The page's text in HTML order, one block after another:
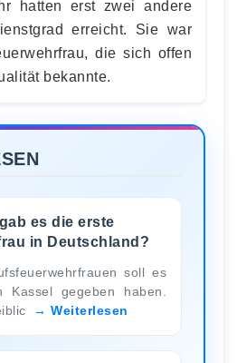
hatten erst zwei andere
erreicht. Sie war
die sich offen
bekannte.
es die erste
in Deutschland?
soll es
Kassel gegeben haben.
Weiterlesen